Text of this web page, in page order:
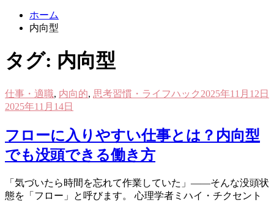
ホーム
内向型
タグ: 内向型
仕事・適職, 内向的, 思考習慣・ライフハック 2025年11月12日
2025年11月14日
フローに入りやすい仕事とは？内向型
でも没頭できる働き方
「気づいたら時間を忘れて作業していた」――そんな没頭状
態を「フロー」と呼びます。 心理学者ミハイ・チクセント